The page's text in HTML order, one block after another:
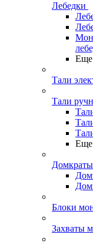
Лебедки
Еще
Тали
Тали
Еще
Домкраты
Блоки
Захваты